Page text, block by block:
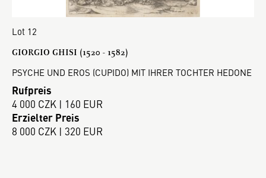
Lot 12
GIORGIO GHISI (1520 - 1582)
PSYCHE UND EROS (CUPIDO) MIT IHRER TOCHTER HEDONE
Rufpreis
4 000 CZK | 160 EUR
Erzielter Preis
8 000 CZK | 320 EUR